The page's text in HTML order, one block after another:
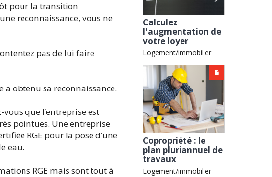
pour la transition
reconnaissance, vous ne
pas de lui faire
a obtenu sa reconnaissance.
que l’entreprise est
pointues. Une entreprise
RGE pour la pose d’une
eau.
RGE mais sont tout à
Calculez
l'augmentation de
votre loyer
Logement/immobilier
Copropriété : le
plan pluriannuel de
travaux
Logement/immobilier